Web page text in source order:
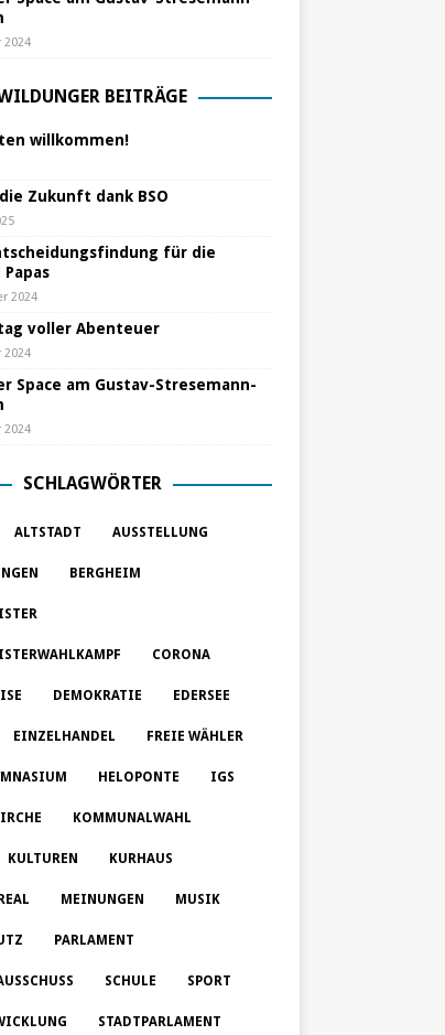
2024
BEITRÄGE
willkommen!
Zukunft dank BSO
für die
2024
voller Abenteuer
2024
Space am Gustav-Stresemann-
2024
SCHLAGWÖRTER
ALTSTADT AUSSTELLUNG
BERGHEIM
CORONA
DEMOKRATIE EDERSEE
EINZELHANDEL FREIE WÄHLER
HELOPONTE IGS
KOMMUNALWAHL
KULTUREN KURHAUS
MEINUNGEN MUSIK
PARLAMENT
SCHULE SPORT
STADTPARLAMENT